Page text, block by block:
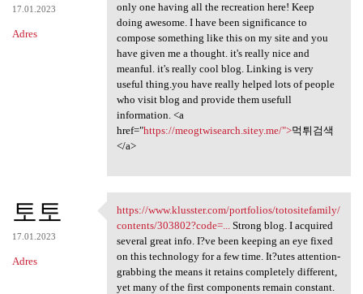
17.01.2023
Adres
only one having all the recreation here! Keep
doing awesome. I have been significance to
compose something like this on my site and you
have given me a thought. it's really nice and
meanful. it's really cool blog. Linking is very
useful thing.you have really helped lots of people
who visit blog and provide them usefull
information. <a
href="https://meogtwisearch.sitey.me/">먹튀검색
</a>
토토
17.01.2023
Adres
https://www.klusster.com
https://www.klusster.com/portfolios/totositefamily/
contents/303802?code=...
Strong blog. I acquired
several great info. I?ve been keeping an eye fixed
on this technology for a few time. It?utes attention-
grabbing the means it retains completely different,
yet many of the first components remain constant.